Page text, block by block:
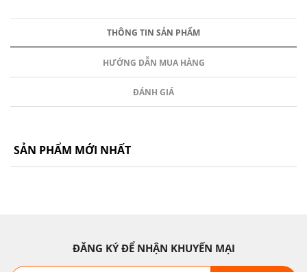
THÔNG TIN SẢN PHẨM
HƯỚNG DẪN MUA HÀNG
ĐÁNH GIÁ
SẢN PHẨM MỚI NHẤT
ĐĂNG KÝ ĐỂ NHẬN KHUYẾN MẠI